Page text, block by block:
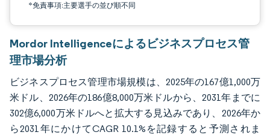
*免責事項:主要選手の並び順不同
Mordor Intelligenceによるビジネスプロセス管
理市場分析
ビジネスプロセス管理市場規模は、2025年の167億1,000万
米ドル、2026年の186億8,000万米ドルから、2031年までに
302億6,000万米ドルへと拡大する見込みであり、2026年か
ら2031年にかけてCAGR 10.1%を記録すると予測されま